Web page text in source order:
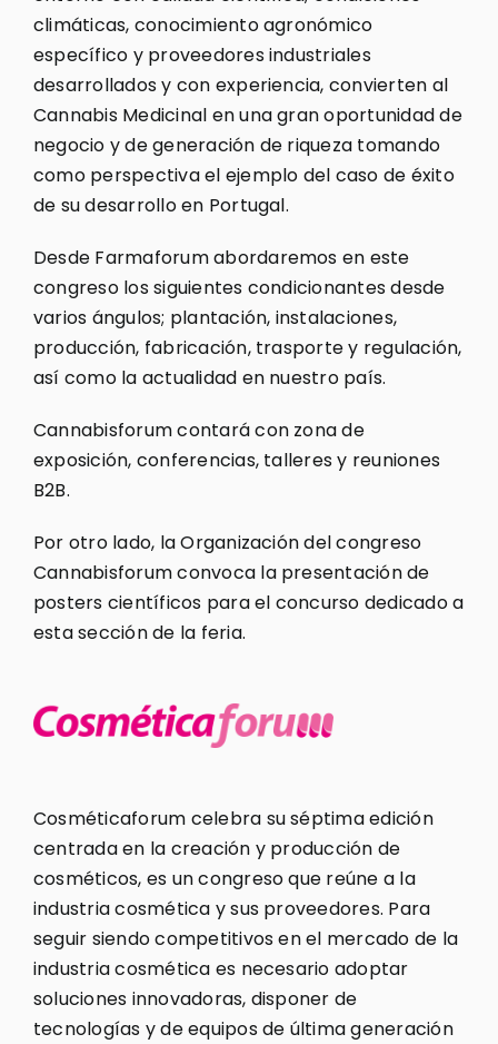
climáticas, conocimiento agronómico
específico y proveedores industriales
desarrollados y con experiencia, convierten al
Cannabis Medicinal en una gran oportunidad de
negocio y de generación de riqueza tomando
como perspectiva el ejemplo del caso de éxito
de su desarrollo en Portugal.
Desde Farmaforum abordaremos en este
congreso los siguientes condicionantes desde
varios ángulos; plantación, instalaciones,
producción, fabricación, trasporte y regulación,
así como la actualidad en nuestro país.
Cannabisforum contará con zona de
exposición, conferencias, talleres y reuniones
B2B.
Por otro lado, la Organización del congreso
Cannabisforum convoca la presentación de
posters científicos para el concurso dedicado a
esta sección de la feria.
Cosméticaforum celebra su séptima edición
centrada en la creación y producción de
cosméticos, es un congreso que reúne a la
industria cosmética y sus proveedores. Para
seguir siendo competitivos en el mercado de la
industria cosmética es necesario adoptar
soluciones innovadoras, disponer de
tecnologías y de equipos de última generación